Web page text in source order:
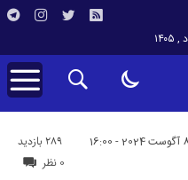
289 بازدید
0 نظر